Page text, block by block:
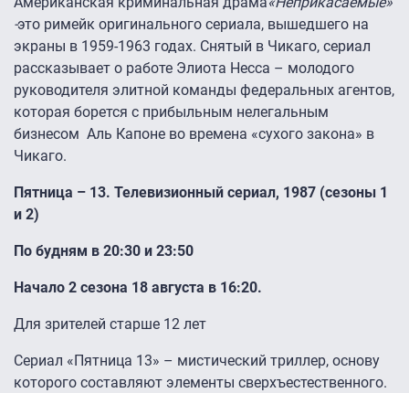
-это римейк оригинального сериала, вышедшего на
экраны в 1959-1963 годах. Снятый в Чикаго, сериал
рассказывает о работе Элиота Несса – молодого
руководителя элитной команды федеральных агентов,
которая борется с прибыльным нелегальным
бизнесом Аль Капоне во времена «сухого закона» в
Чикаго.
Пятница – 13. Телевизионный сериал, 1987 (сезоны 1
и 2)
По будням в 20:30 и 23:50
Начало 2 сезона 18 августа в 16:20.
Для зрителей старше 12 лет
Сериал «Пятница 13» – мистический триллер, основу
которого составляют элементы сверхъестественного.